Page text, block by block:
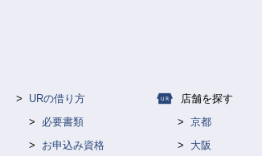
URの借り方
必要書類
お申込み資格
店舗を探す
京都
大阪